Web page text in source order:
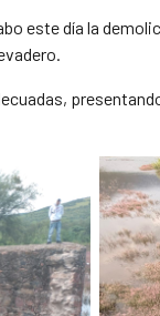
este día la